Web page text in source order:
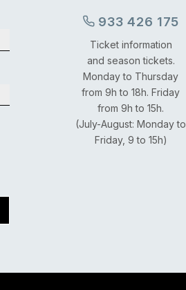
933 426 175
Ticket information
and season tickets.
Monday to Thursday
from 9h to 18h. Friday
from 9h to 15h.
(July-August: Monday to
Friday, 9 to 15h)